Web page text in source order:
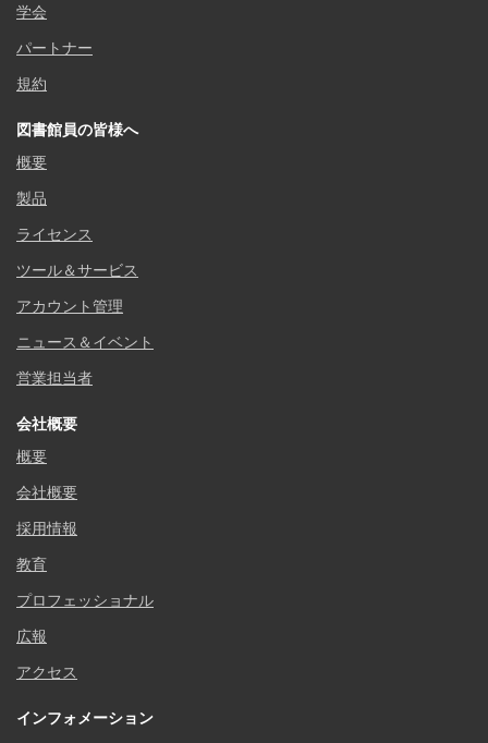
学会
パートナー
規約
図書館員の皆様へ
概要
製品
ライセンス
ツール＆サービス
アカウント管理
ニュース＆イベント
営業担当者
会社概要
概要
会社概要
採用情報
教育
プロフェッショナル
広報
アクセス
インフォメーション